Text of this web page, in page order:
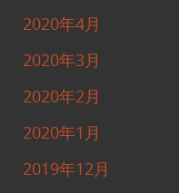
2020年4月
2020年3月
2020年2月
2020年1月
2019年12月